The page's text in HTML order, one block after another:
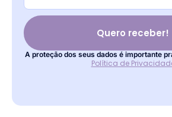
Quero receber!
A proteção dos seus dados é importante
Política de